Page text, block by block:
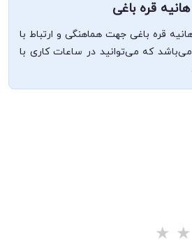
قره باغی
قره باغی جهت هماهنگی و ارتباط با
ایشان ۰۸۳۳۸۴۵۹۳۲۳ می‌باشد که می‌توانید در ساعات کاری با
★
★